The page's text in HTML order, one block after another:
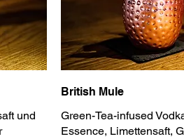
und
British Mule
Green-Tea-infused
Essence, Limettensaft,